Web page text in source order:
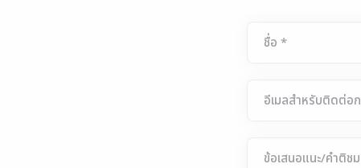
ชื่อ *
อีเมลสำหรับติดต่อ
ข้อเสนอแนะ/คำติช